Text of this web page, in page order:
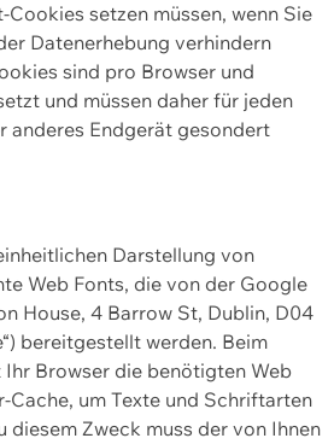
setzen müssen, wenn Sie
Datenerhebung verhindern
sind pro Browser und
und müssen daher für jeden
anderes Endgerät gesondert
Darstellung von
Web Fonts, die von der Google
House, 4 Barrow St, Dublin, D04
bereitgestellt werden. Beim
Browser die benötigten Web
Cache, um Texte und Schriftarten
diesem Zweck muss der von Ihnen